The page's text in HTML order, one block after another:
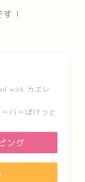
！
with カエレ
バーぽけっと
ング